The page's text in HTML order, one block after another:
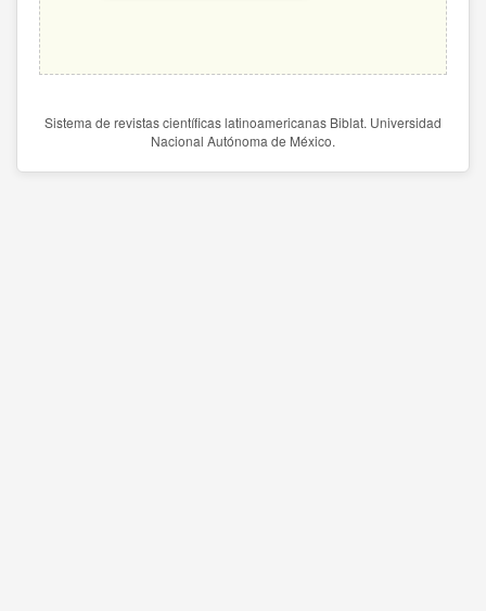
Sistema de revistas científicas latinoamericanas Biblat. Universidad
Nacional Autónoma de México.